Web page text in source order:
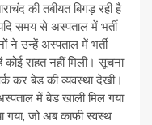
की तबीयत बिगड़ रही है
समय से अस्पताल में भर्ती
ने उन्हें अस्पताल में भर्ती
राहत नहीं मिली। सूचना
कर बेड की व्यवस्था देखी।
में बेड खाली मिल गया
गया, जो अब काफी स्वस्थ